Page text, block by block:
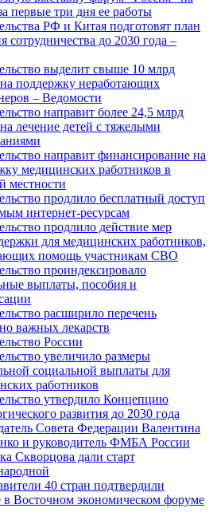
первые три дня ее работы
РФ и Китая подготовят план
сотрудничества до 2030 года –
выделит свыше 10 млрд
поддержку неработающих
– Ведомости
направит более 24,5 млрд
лечение детей с тяжелыми
направит финансирование на
медицинских работников в
местности
продлило бесплатный доступ
интернет-ресурсам
продлило действие мер
для медицинских работников,
помощь участникам СВО
проиндексировало
выплаты, пособия и
расширило перечень
важных лекарств
России
увеличило размеры
социальной выплаты для
работников
утвердило Концепцию
развития до 2030 года
Совета Федерации Валентина
и руководитель ФМБА России
Скворцова дали старт
40 стран подтвердили
в Восточном экономическом форуме